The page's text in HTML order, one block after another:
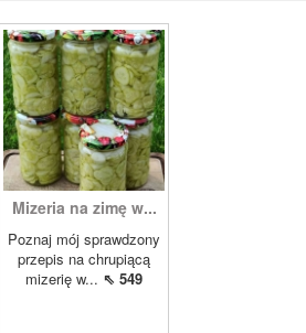
Mizeria na zimę w...
Poznaj mój sprawdzony
przepis na chrupiącą
mizerię w... ⇖ 549